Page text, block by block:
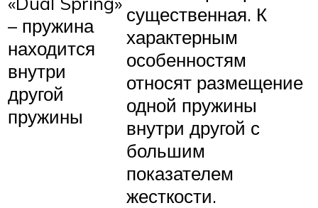
– пружина
находится
внутри
другой
пружины
существенная. К
характерным
особенностям
относят размещение
одной пружины
внутри другой с
большим
показателем
жесткости.